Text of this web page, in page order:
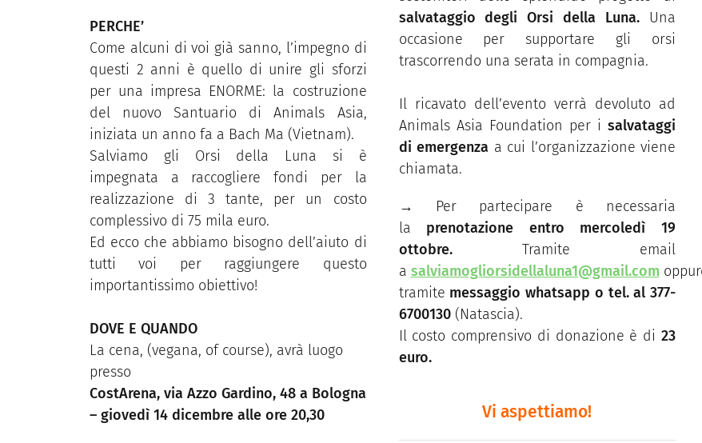
PERCHE’
Come alcuni di voi già sanno, l’impegno di
questi 2 anni è quello di unire gli sforzi
per una impresa ENORME: la costruzione
del nuovo Santuario di Animals Asia,
iniziata un anno fa a Bach Ma (Vietnam).
Salviamo gli Orsi della Luna si è
impegnata a raccogliere fondi per la
realizzazione di 3 tante, per un costo
complessivo di 75 mila euro.
Ed ecco che abbiamo bisogno dell’aiuto di
tutti voi per raggiungere questo
importantissimo obiettivo!
DOVE E QUANDO
La cena, (vegana, of course), avrà luogo
presso
CostArena, via Azzo Gardino, 48 a Bologna
– giovedì 14 dicembre alle ore 20,30
salvataggio degli Orsi della Luna. Una
occasione per supportare gli orsi
trascorrendo una serata in compagnia.
Il ricavato dell’evento verrà devoluto ad
Animals Asia Foundation per isalvataggi
di emergenza a cui l’organizzazione viene
chiamata.
→
Per partecipare è necessaria
la prenotazione entro mercoledì 19
ottobre. Tramite email
a salviamogliorsidellaluna1@gmail.com
tramite messaggio whatsapp o tel. al 377-
6700130(Natascia).
Il costo comprensivo di donazione è di 23
euro.
Vi aspettiamo!